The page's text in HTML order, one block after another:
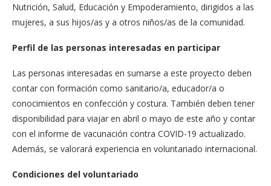
Nutrición, Salud, Educación y Empoderamiento, dirigidos a las
mujeres, a sus hijos/as y a otros niños/as de la comunidad.
Perfil de las personas interesadas en participar
Las personas interesadas en sumarse a este proyecto deben
contar con formación como sanitario/a, educador/a o
conocimientos en confección y costura. También deben tener
disponibilidad para viajar en abril o mayo de este año y contar
con el informe de vacunación contra COVID-19 actualizado.
Además, se valorará experiencia en voluntariado internacional.
Condiciones del voluntariado